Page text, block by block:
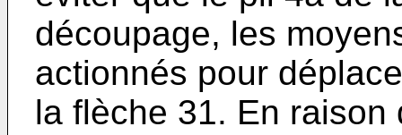
découpage, les
actionnés pour
la flèche 31. En